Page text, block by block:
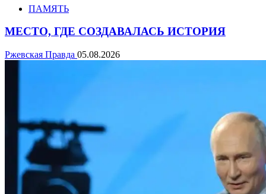
ПАМЯТЬ
МЕСТО, ГДЕ СОЗДАВАЛАСЬ ИСТОРИЯ
Ржевская Правда 05.08.2026